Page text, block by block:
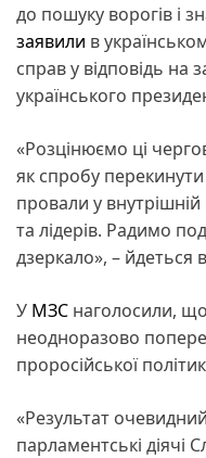
до пошуку ворогів і
заявили в
справ у відповідь на
українського
«Розцінюємо ці
як спробу перекинути
провали у
та лідерів. Радимо
дзеркало», – йдеться
У МЗС наголосили,
неодноразово
проросійської
«Результат
парламентські діячі